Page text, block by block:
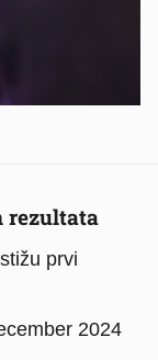
rezultata
prvi
2024